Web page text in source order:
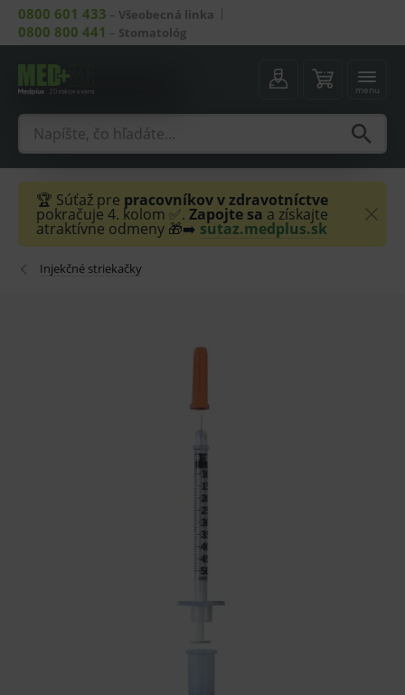
0800 601 433 – Všeobecná linka
0800 800 441 – Stomatológ
menu
🏆 Súťaž pre pracovníkov v zdravotníctve
pokračuje 4. kolom ✅. Zapojte sa a získajte
atraktívne odmeny 🎁➡️ sutaz.medplus.sk
Injekčné striekačky